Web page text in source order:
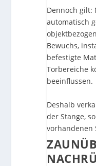
Dennoch gilt:
automatisch
Bewuchs,
befestigte
Torbereiche
beeinflussen.
Deshalb
der Stange,
vorhandenen